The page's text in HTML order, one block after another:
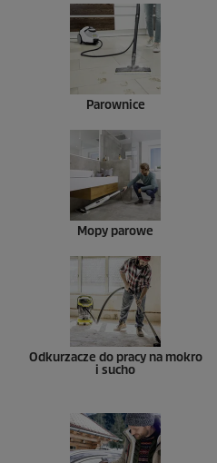
Parownice
Mopy parowe
Odkurzacze do pracy na mokro
i sucho